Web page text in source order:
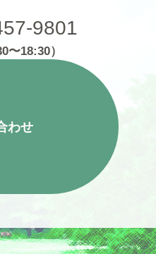
9801
〜18:30）
わせ